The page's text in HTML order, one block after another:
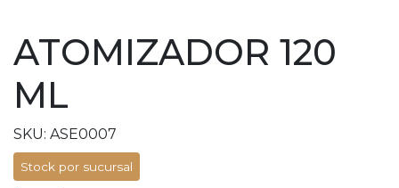
ATOMIZADOR 120
ML
SKU: ASE0007
Stock por sucursal